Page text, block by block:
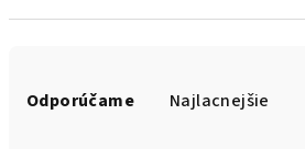
Odporúčame Najlacnejšie